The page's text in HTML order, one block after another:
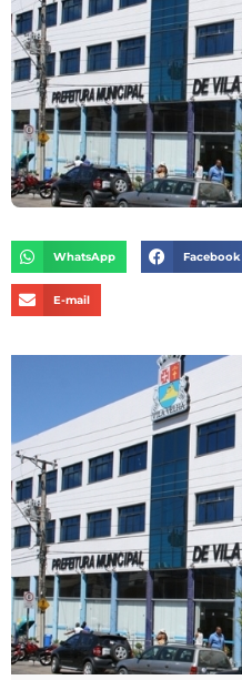
WhatsApp Facebook
E-mail